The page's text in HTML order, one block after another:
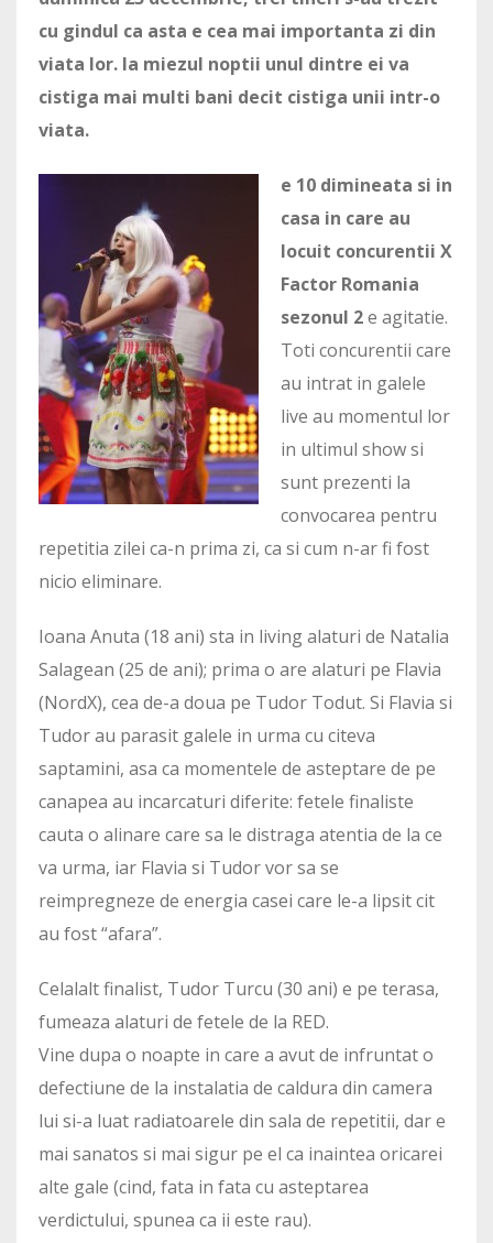
cu gindul ca asta e cea mai importanta zi din
viata lor. la miezul noptii unul dintre ei va
cistiga mai multi bani decit cistiga unii intr-o
viata.
e 10 dimineata si in
casa in care au
locuit concurentii X
Factor Romania
sezonul 2e agitatie.
Toti concurentii care
au intrat in galele
live au momentul lor
in ultimul show si
sunt prezenti la
convocarea pentru
repetitia zilei ca-n prima zi, ca si cum n-ar fi fost
nicio eliminare.
Ioana Anuta (18 ani) sta in living alaturi de Natalia
Salagean (25 de ani); prima o are alaturi pe Flavia
(NordX), cea de-a doua pe Tudor Todut. Si Flavia si
Tudor au parasit galele in urma cu citeva
saptamini, asa ca momentele de asteptare de pe
canapea au incarcaturi diferite: fetele finaliste
cauta o alinare care sa le distraga atentia de la ce
va urma, iar Flavia si Tudor vor sa se
reimpregneze de energia casei care le-a lipsit cit
au fost “afara”.
Celalalt finalist, Tudor Turcu (30 ani) e pe terasa,
fumeaza alaturi de fetele de la RED.
Vine dupa o noapte in care a avut de infruntat o
defectiune de la instalatia de caldura din camera
lui si-a luat radiatoarele din sala de repetitii, dar e
mai sanatos si mai sigur pe el ca inaintea oricarei
alte gale (cind, fata in fata cu asteptarea
verdictului, spunea ca ii este rau).